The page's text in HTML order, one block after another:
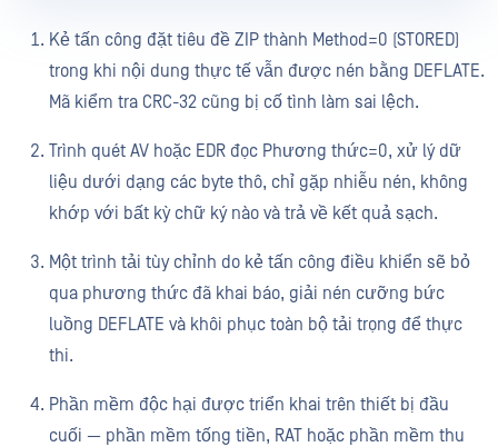
Kẻ tấn công đặt tiêu đề ZIP thành Method=0 (STORED)
trong khi nội dung thực tế vẫn được nén bằng DEFLATE.
Mã kiểm tra CRC-32 cũng bị cố tình làm sai lệch.
Trình quét AV hoặc EDR đọc Phương thức=0, xử lý dữ
liệu dưới dạng các byte thô, chỉ gặp nhiễu nén, không
khớp với bất kỳ chữ ký nào và trả về kết quả sạch.
Một trình tải tùy chỉnh do kẻ tấn công điều khiển sẽ bỏ
qua phương thức đã khai báo, giải nén cưỡng bức
luồng DEFLATE và khôi phục toàn bộ tải trọng để thực
thi.
Phần mềm độc hại được triển khai trên thiết bị đầu
cuối — phần mềm tống tiền, RAT hoặc phần mềm thu